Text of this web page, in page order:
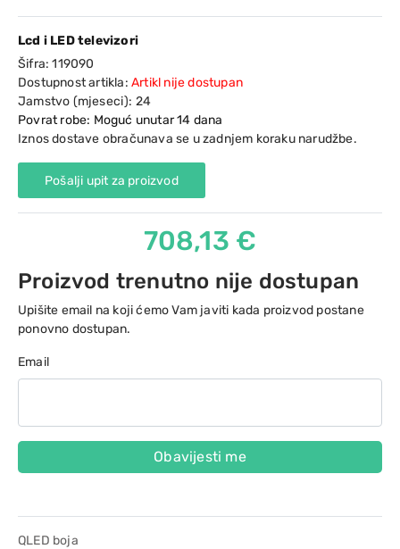
Lcd i LED televizori
Šifra:119090
Dostupnost artikla: Artikl nije dostupan
Jamstvo (mjeseci): 24
Povrat robe: Moguć unutar 14 dana
Iznos dostave obračunava se u zadnjem koraku narudžbe.
Pošalji upit za proizvod
708,13 €
Proizvod trenutno nije dostupan
Upišite email na koji ćemo Vam javiti kada proizvod postane
ponovno dostupan.
Email
Obavijesti me
QLED boja